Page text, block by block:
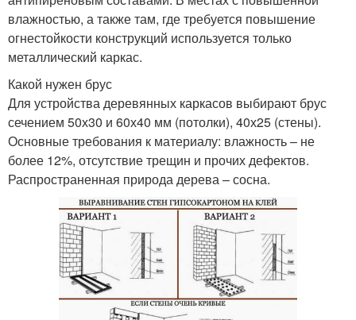
влажностью, а также там, где требуется повышение
огнестойкости конструкций используется только
металлический каркас.
Какой нужен брус
Для устройства деревянных каркасов выбирают брус
сечением 50х30 и 60х40 мм (потолки), 40х25 (стены).
Основные требования к материалу: влажность – не
более 12%, отсутствие трещин и прочих дефектов.
Распространенная природа дерева – сосна.